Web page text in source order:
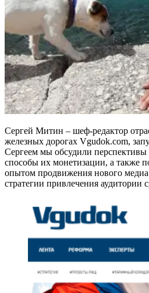
Сергей Митин – шеф-редактор
железных дорогах Vgudok.com,
Сергеем мы обсудили
способы их монетизации, а также
опытом продвижения нового
стратегии привлечения аудитории